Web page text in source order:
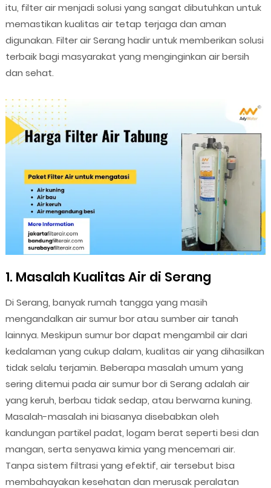
itu, filter air menjadi solusi yang sangat dibutuhkan untuk
memastikan kualitas air tetap terjaga dan aman
digunakan. Filter air Serang hadir untuk memberikan solusi
terbaik bagi masyarakat yang menginginkan air bersih
dan sehat.
1. Masalah Kualitas Air di Serang
Di Serang, banyak rumah tangga yang masih
mengandalkan air sumur bor atau sumber air tanah
lainnya. Meskipun sumur bor dapat mengambil air dari
kedalaman yang cukup dalam, kualitas air yang dihasilkan
tidak selalu terjamin. Beberapa masalah umum yang
sering ditemui pada air sumur bor di Serang adalah air
yang keruh, berbau tidak sedap, atau berwarna kuning.
Masalah-masalah ini biasanya disebabkan oleh
kandungan partikel padat, logam berat seperti besi dan
mangan, serta senyawa kimia yang mencemari air.
Tanpa sistem filtrasi yang efektif, air tersebut bisa
membahayakan kesehatan dan merusak peralatan